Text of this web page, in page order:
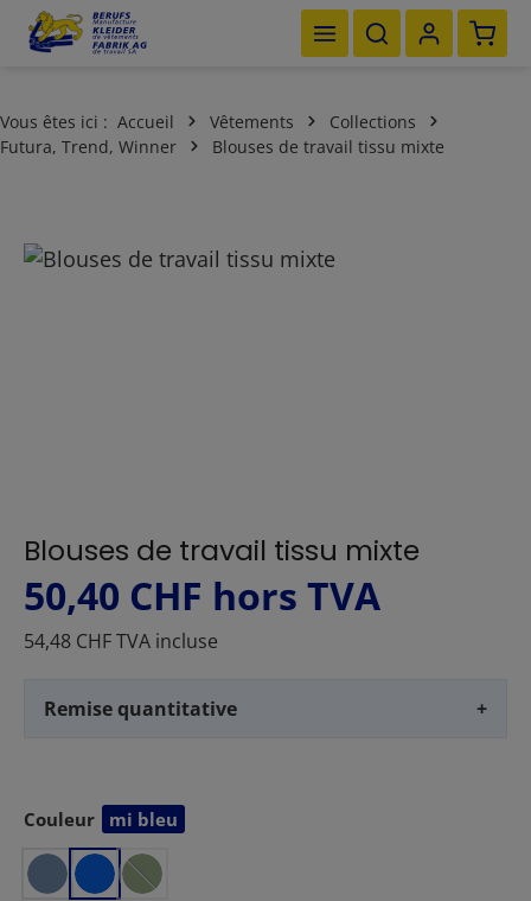
Passer au contenu principal Le
Vous êtes ici : Accueil Vêtements
Collections
Futura, Trend, Winner
Blouses de travail tissu mixte
Ignorer la galerie d'images
Blouses de travail tissu mixte
50,40 CHF hors TVA
54,48 CHF TVA incluse
Remise quantitative +
Sélectionnez
Couleur mi bleu
r
f